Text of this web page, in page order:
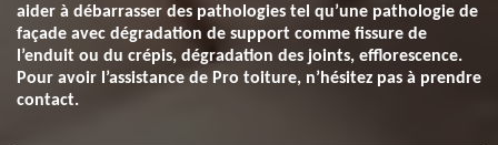
aider à débarrasser des pathologies tel qu’une pathologie de
façade avec dégradation de support comme fissure de
l’enduit ou du crépis, dégradation des joints, efflorescence.
Pour avoir l’assistance de Pro toiture, n’hésitez pas à prendre
contact.